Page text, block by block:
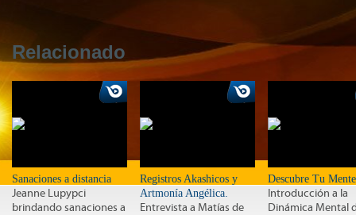
Relacionado
Sanaciones a distancia
Jeanne Lupypci
brindando sanaciones a
Registros Akashicos y
Artmonía Angélica.
Entrevista a Matías de
Descubre Tu Mente
Introducción a la
Dinámica Mental